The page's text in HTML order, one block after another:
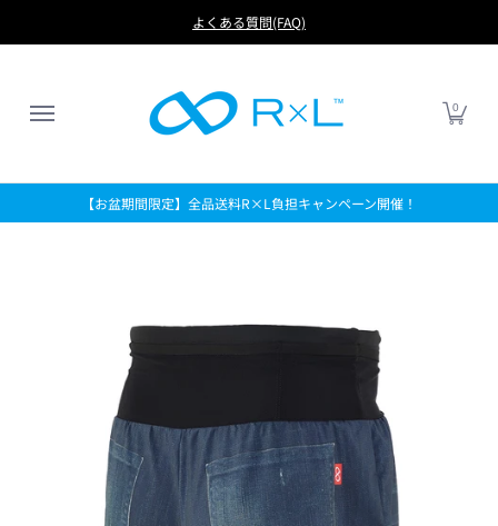
FOOTBALL LIFE
よくある質問(FAQ)
0
【お盆期間限定】全品送料R×L負担キャンペーン開催！